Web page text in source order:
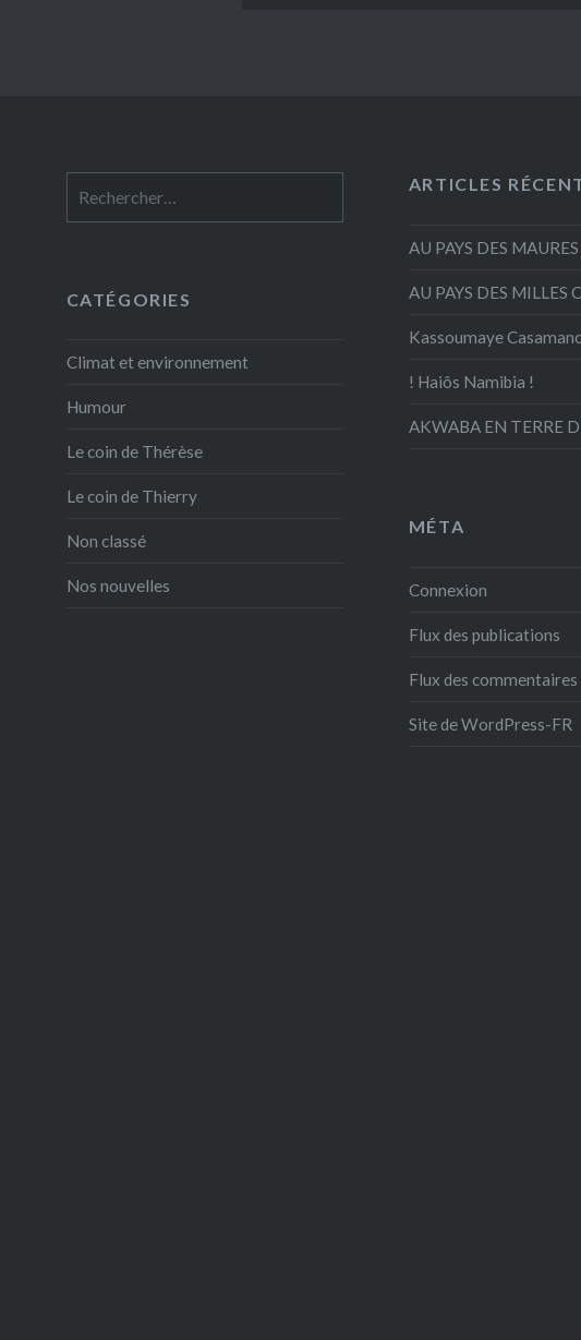
ARTICLES
AU PAYS DES MAURES
AU PAYS DES MILLES
Kassoumaye
! Haiôs Namibia !
AKWABA EN TERRE
CATÉGORIES
Climat et environnement
Humour
Le coin de Thérèse
Le coin de Thierry
Non classé
Nos nouvelles
MÉTA
Connexion
Flux des publications
Flux des commentaires
Site de WordPress-FR